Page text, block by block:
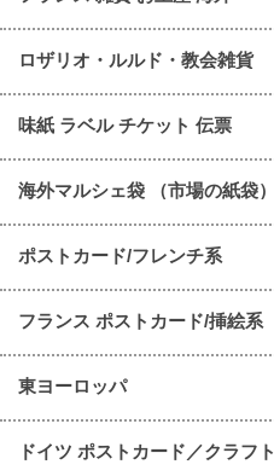
ロザリオ・ルルド・教会雑貨
味紙 ラベル チケット 伝票
海外マルシェ袋 （市場の紙袋）
ポストカード/フレンチ系
フランス ポストカード/挿絵系
東ヨーロッパ
ドイツ ポストカード／クラフト